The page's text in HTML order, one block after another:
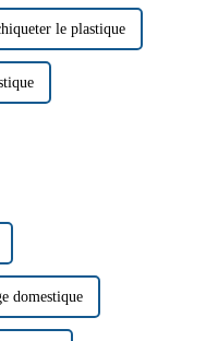
le plastique
domestique